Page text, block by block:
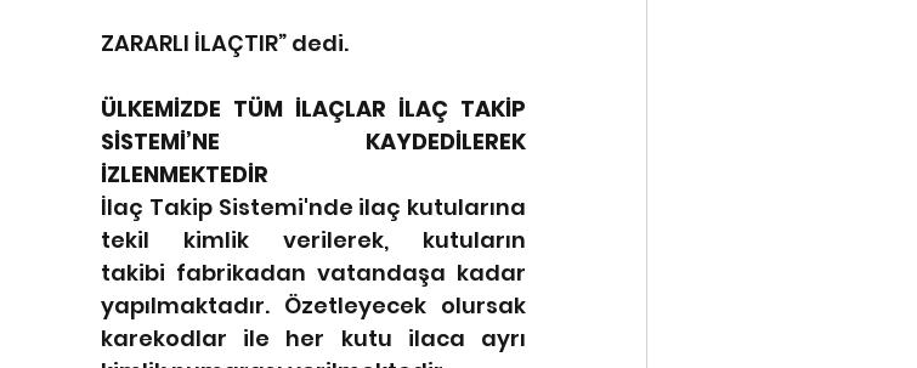
ZARARLI İLAÇTIR” dedi.
ÜLKEMİZDE TÜM İLAÇLAR İLAÇ TAKİP
SİSTEMİ’NE KAYDEDİLEREK
İZLENMEKTEDİR
İlaç Takip Sistemi'nde ilaç kutularına
tekil kimlik verilerek, kutuların
takibi fabrikadan vatandaşa kadar
yapılmaktadır. Özetleyecek olursak
karekodlar ile her kutu ilaca ayrı